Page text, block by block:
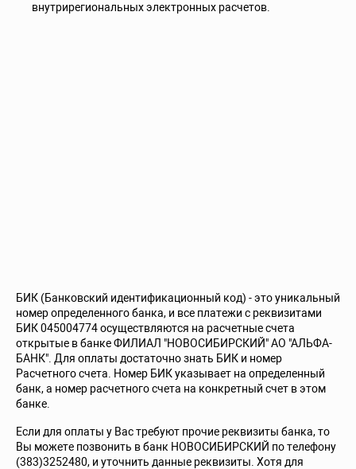
внутрирегиональных электронных расчетов.
БИК (Банковский идентификационный код) - это уникальный
номер определенного банка, и все платежи с реквизитами
БИК 045004774 осуществляются на расчетные счета
открытые в банке ФИЛИАЛ "НОВОСИБИРСКИЙ" АО "АЛЬФА-
БАНК". Для оплаты достаточно знать БИК и номер
Расчетного счета. Номер БИК указывает на определенный
банк, а номер расчетного счета на конкретный счет в этом
банке.
Если для оплаты у Вас требуют прочие реквизиты банка, то
Вы можете позвонить в банк НОВОСИБИРСКИЙ по телефону
(383)3252480, и уточнить данные реквизиты. Хотя для